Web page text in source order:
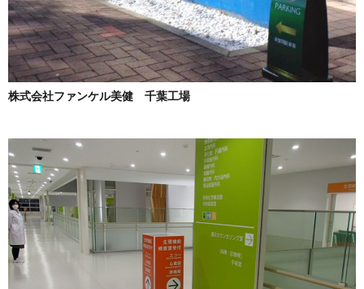
株式会社ファンケル美健 千葉工場